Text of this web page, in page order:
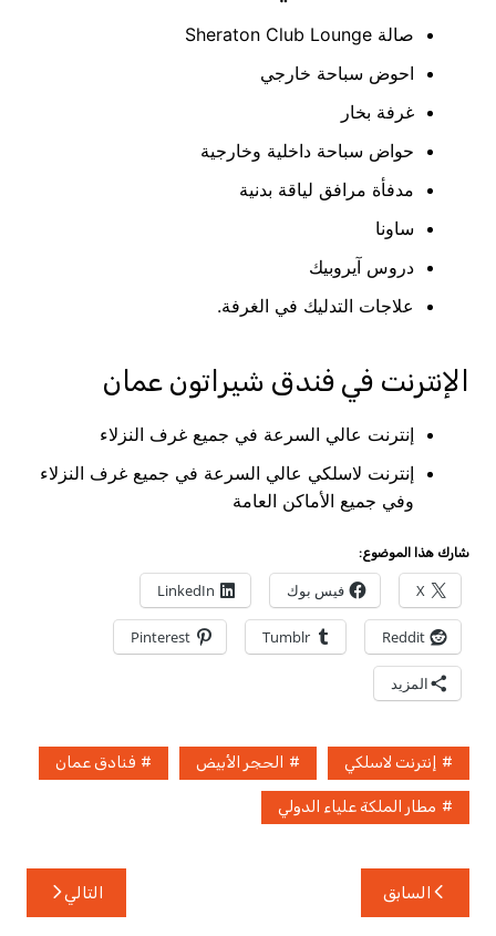
صالة Sheraton Club Lounge
احوض سباحة خارجي
غرفة بخار
حواض سباحة داخلية وخارجية
مدفأة مرافق لياقة بدنية
ساونا
دروس آيروبيك
علاجات التدليك في الغرفة.
الإنترنت في فندق شيراتون عمان
إنترنت عالي السرعة في جميع غرف النزلاء
إنترنت لاسلكي عالي السرعة في جميع غرف النزلاء
وفي جميع الأماكن العامة
شارك هذا الموضوع:
X فيس بوك LinkedIn
Reddit
Tumblr
Pinterest
المزيد
إنترنت لاسلكي الحجر الأبيض فنادق عمان
مطار الملكة علياء الدولي
تصفّح
المقالات
السابق التالي